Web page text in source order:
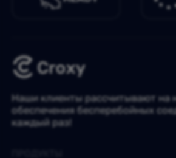
Наши клиенты рассчитывают на
обеспечения бесперебойных
каждый раз!